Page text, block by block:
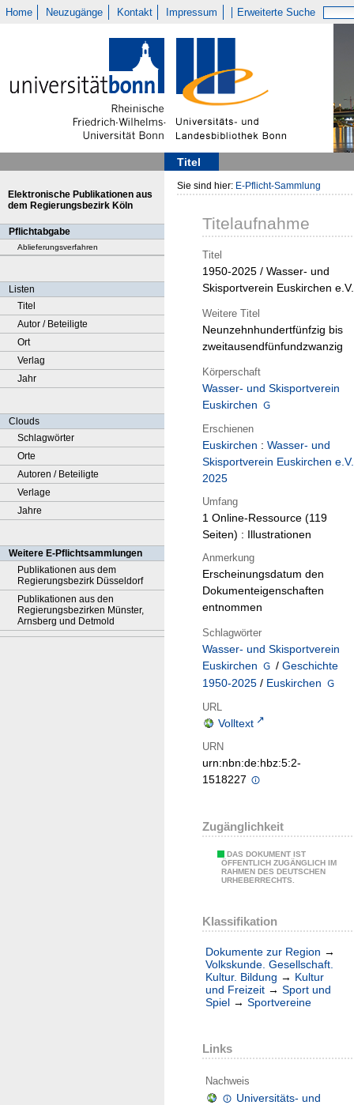
Home Neuzugänge Kontakt Impressum Erweiterte Suche
Titel
Elektronische Publikationen aus
dem Regierungsbezirk Köln
Pflichtabgabe
Ablieferungsverfahren
Listen
Titel
Autor / Beteiligte
Ort
Verlag
Jahr
Clouds
Schlagwörter
Orte
Autoren / Beteiligte
Verlage
Jahre
Weitere E-Pflichtsammlungen
Publikationen aus dem
Regierungsbezirk Düsseldorf
Publikationen aus den
Regierungsbezirken Münster,
Arnsberg und Detmold
Sie sind hier: E-Pflicht-Sammlung
Titelaufnahme
Titel
1950-2025 / Wasser- und
Skisportverein Euskirchen e.V.
Weitere Titel
Neunzehnhundertfünfzig bis
zweitausendfünfundzwanzig
Körperschaft
Wasser- und Skisportverein
Euskirchen
Erschienen
Euskirchen : Wasser- und
Skisportverein Euskirchen e.V.
2025
Umfang
1 Online-Ressource (119
Seiten) : Illustrationen
Anmerkung
Erscheinungsdatum den
Dokumenteigenschaften
entnommen
Schlagwörter
Wasser- und Skisportverein
Euskirchen
/ Geschichte
1950-2025 / Euskirchen
URL
Volltext
URN
urn:nbn:de:hbz:5:2-
1518227
Zugänglichkeit
DAS DOKUMENT IST
ÖFFENTLICH ZUGÄNGLICH IM
RAHMEN DES DEUTSCHEN
URHEBERRECHTS.
Klassifikation
Dokumente zur Region →
Volkskunde. Gesellschaft.
Kultur. Bildung → Kultur
und Freizeit → Sport und
Spiel → Sportvereine
Links
Nachweis
Universitäts- und